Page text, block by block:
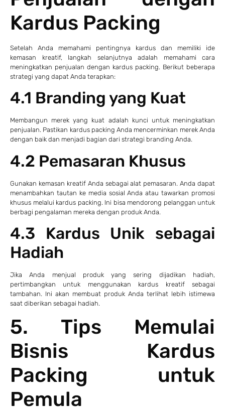
Kardus Packing
Setelah Anda memahami pentingnya kardus dan memiliki ide
kemasan kreatif, langkah selanjutnya adalah memahami cara
meningkatkan penjualan dengan kardus packing. Berikut beberapa
strategi yang dapat Anda terapkan:
4.1 Branding yang Kuat
Membangun merek yang kuat adalah kunci untuk meningkatkan
penjualan. Pastikan kardus packing Anda mencerminkan merek Anda
dengan baik dan menjadi bagian dari strategi branding Anda.
4.2 Pemasaran Khusus
Gunakan kemasan kreatif Anda sebagai alat pemasaran. Anda dapat
menambahkan tautan ke media sosial Anda atau tawarkan promosi
khusus melalui kardus packing. Ini bisa mendorong pelanggan untuk
berbagi pengalaman mereka dengan produk Anda.
4.3 Kardus Unik sebagai
Hadiah
Jika Anda menjual produk yang sering dijadikan hadiah,
pertimbangkan untuk menggunakan kardus kreatif sebagai
tambahan. Ini akan membuat produk Anda terlihat lebih istimewa
saat diberikan sebagai hadiah.
5. Tips Memulai
Bisnis Kardus
Packing untuk
Pemula